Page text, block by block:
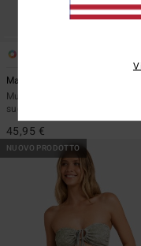
Mahalo Baby V Hike
Mutandina bikini con copertura
succinta Blu Donna
45,95 €
NUOVO PRODOTTO